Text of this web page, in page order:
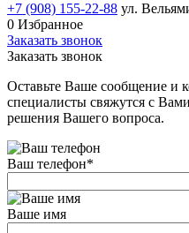
+7 (908) 155-22-88 ул.
0 Избранное
Заказать звонок
Заказать звонок
Оставьте Ваше сообщение и
специалисты свяжутся с
решения Вашего вопроса.
Ваш телефон*
Ваше имя